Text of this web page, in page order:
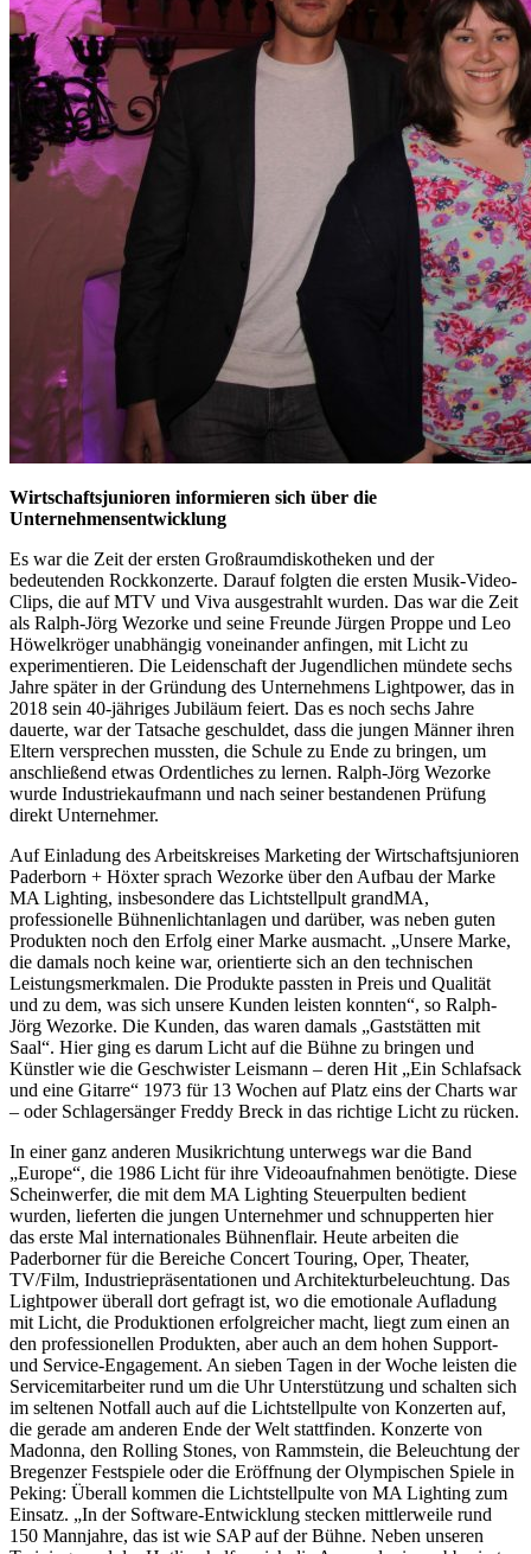
Wirtschaftsjunioren informieren sich über die
Unternehmensentwicklung
Es war die Zeit der ersten Großraumdiskotheken und der
bedeutenden Rockkonzerte. Darauf folgten die ersten Musik-Video-
Clips, die auf MTV und Viva ausgestrahlt wurden. Das war die Zeit
als Ralph-Jörg Wezorke und seine Freunde Jürgen Proppe und Leo
Höwelkröger unabhängig voneinander anfingen, mit Licht zu
experimentieren. Die Leidenschaft der Jugendlichen mündete sechs
Jahre später in der Gründung des Unternehmens Lightpower, das in
2018 sein 40-jähriges Jubiläum feiert. Das es noch sechs Jahre
dauerte, war der Tatsache geschuldet, dass die jungen Männer ihren
Eltern versprechen mussten, die Schule zu Ende zu bringen, um
anschließend etwas Ordentliches zu lernen. Ralph-Jörg Wezorke
wurde Industriekaufmann und nach seiner bestandenen Prüfung
direkt Unternehmer.
Auf Einladung des Arbeitskreises Marketing der Wirtschaftsjunioren
Paderborn + Höxter sprach Wezorke über den Aufbau der Marke
MA Lighting, insbesondere das Lichtstellpult grandMA,
professionelle Bühnenlichtanlagen und darüber, was neben guten
Produkten noch den Erfolg einer Marke ausmacht. „Unsere Marke,
die damals noch keine war, orientierte sich an den technischen
Leistungsmerkmalen. Die Produkte passten in Preis und Qualität
und zu dem, was sich unsere Kunden leisten konnten“, so Ralph-
Jörg Wezorke. Die Kunden, das waren damals „Gaststätten mit
Saal“. Hier ging es darum Licht auf die Bühne zu bringen und
Künstler wie die Geschwister Leismann – deren Hit „Ein Schlafsack
und eine Gitarre“ 1973 für 13 Wochen auf Platz eins der Charts war
– oder Schlagersänger Freddy Breck in das richtige Licht zu rücken.
In einer ganz anderen Musikrichtung unterwegs war die Band
„Europe“, die 1986 Licht für ihre Videoaufnahmen benötigte. Diese
Scheinwerfer, die mit dem MA Lighting Steuerpulten bedient
wurden, lieferten die jungen Unternehmer und schnupperten hier
das erste Mal internationales Bühnenflair. Heute arbeiten die
Paderborner für die Bereiche Concert Touring, Oper, Theater,
TV/Film, Industriepräsentationen und Architekturbeleuchtung. Das
Lightpower überall dort gefragt ist, wo die emotionale Aufladung
mit Licht, die Produktionen erfolgreicher macht, liegt zum einen an
den professionellen Produkten, aber auch an dem hohen Support-
und Service-Engagement. An sieben Tagen in der Woche leisten die
Servicemitarbeiter rund um die Uhr Unterstützung und schalten sich
im seltenen Notfall auch auf die Lichtstellpulte von Konzerten auf,
die gerade am anderen Ende der Welt stattfinden. Konzerte von
Madonna, den Rolling Stones, von Rammstein, die Beleuchtung der
Bregenzer Festspiele oder die Eröffnung der Olympischen Spiele in
Peking: Überall kommen die Lichtstellpulte von MA Lighting zum
Einsatz. „In der Software-Entwicklung stecken mittlerweile rund
150 Mannjahre, das ist wie SAP auf der Bühne. Neben unseren